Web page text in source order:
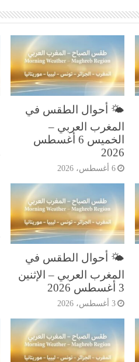
🌤️ أحوال الطقس في
المغرب العربي –
الخميس 6 أغسطس
2026
6 أغسطس، 2026
🌤️ أحوال الطقس في
المغرب العربي – الإثنين
3 أغسطس 2026
3 أغسطس، 2026